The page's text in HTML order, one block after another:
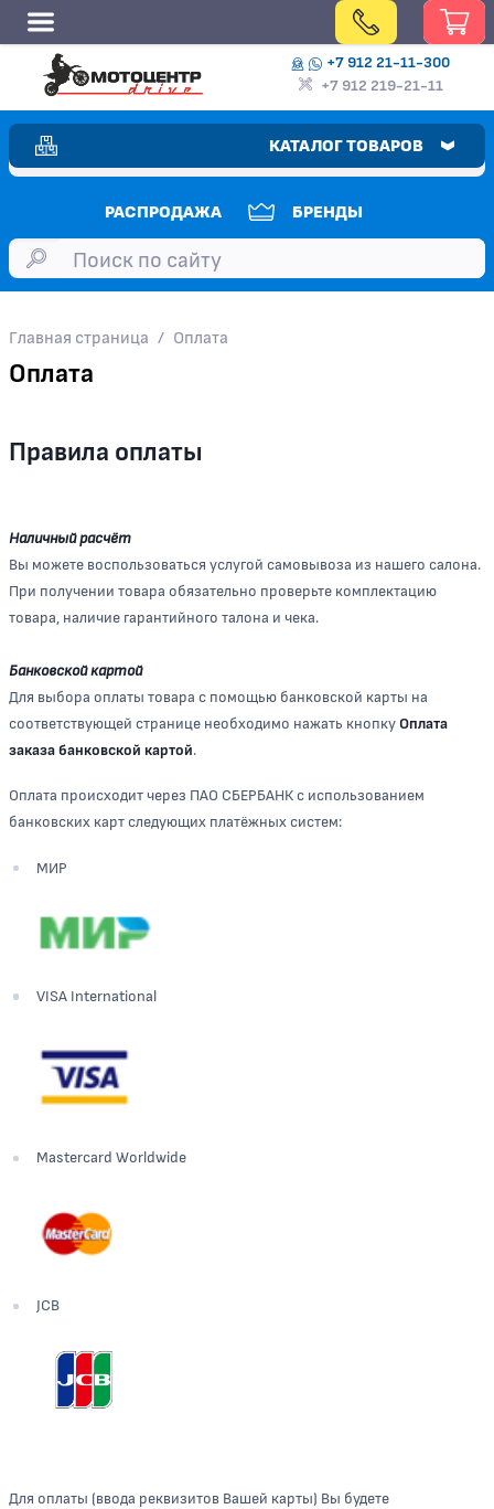
+7 912 21-11-300
+7 912 219-21-11
КАТАЛОГ ТОВАРОВ
РАСПРОДАЖА БРЕНДЫ
Главная страница / Оплата
Оплата
Правила оплаты
Наличный расчёт
Вы можете воспользоваться услугой самовывоза из нашего салона.
При получении товара обязательно проверьте комплектацию
товара, наличие гарантийного талона и чека.
Банковской картой
Для выбора оплаты товара с помощью банковской карты на
соответствующей странице необходимо нажать кнопку Оплата
заказа банковской картой.
Оплата происходит через ПАО СБЕРБАНК с использованием
банковских карт следующих платёжных систем:
МИР
VISA International
Mastercard Worldwide
JCB
Для оплаты (ввода реквизитов Вашей карты) Вы будете